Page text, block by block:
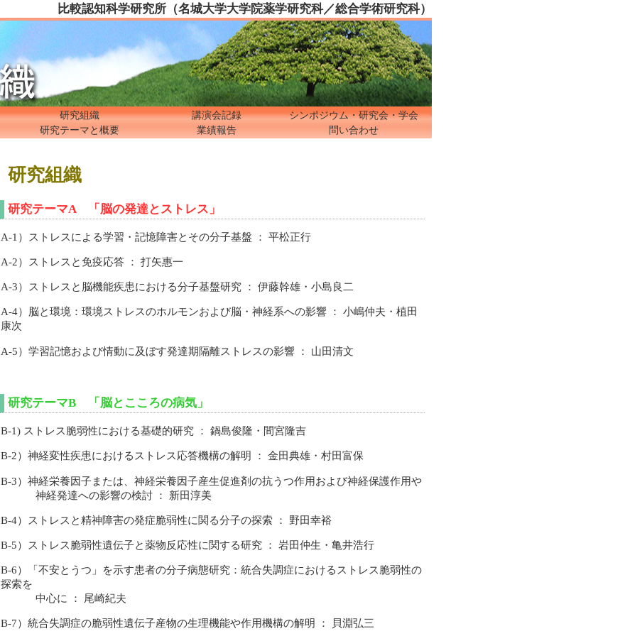
比較認知科学研究所（名城大学大学院薬学研究科／総合学術研究科）
研究組織 講演会記録
シンポジウム・研究会・学会
研究テーマと概要 業績報告 問い合わせ
研究組織
研究テーマA 「脳の発達とストレス」
A-1）ストレスによる学習・記憶障害とその分子基盤 ： 平松正行
A-2）ストレスと免疫応答 ： 打矢惠一
A-3）ストレスと脳機能疾患における分子基盤研究 ： 伊藤幹雄・小島良二
A-4）脳と環境：環境ストレスのホルモンおよび脳・神経系への影響 ： 小嶋仲夫・植田
康次
A-5）学習記憶および情動に及ぼす発達期隔離ストレスの影響 ： 山田清文
研究テーマB 「脳とこころの病気」
B-1) ストレス脆弱性における基礎的研究 ： 鍋島俊隆・間宮隆吉
B-2）神経変性疾患におけるストレス応答機構の解明 ： 金田典雄・村田富保
B-3）神経栄養因子または、神経栄養因子産生促進剤の抗うつ作用および神経保護作用や
神経発達への影響の検討 ： 新田淳美
B-4）ストレスと精神障害の発症脆弱性に関る分子の探索 ： 野田幸裕
B-5）ストレス脆弱性遺伝子と薬物反応性に関する研究 ： 岩田仲生・亀井浩行
B-6）「不安とうつ」を示す患者の分子病態研究：統合失調症におけるストレス脆弱性の
探索を
中心に ： 尾崎紀夫
B-7）統合失調症の脆弱性遺伝子産物の生理機能や作用機構の解明 ： 貝淵弘三